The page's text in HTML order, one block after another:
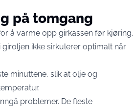
på tomgang
å varme opp girkassen før kjøring.
ikke sirkulerer optimalt når
minuttene, slik at olje og
problemer. De fleste